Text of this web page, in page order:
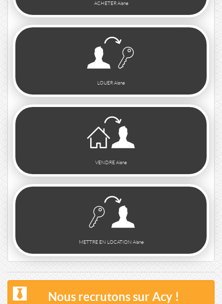
ACHETER Aisne
LOUER Aisne
VENDRE Aisne
METTRE EN LOCATION Aisne
Nous recrutons sur Acy !